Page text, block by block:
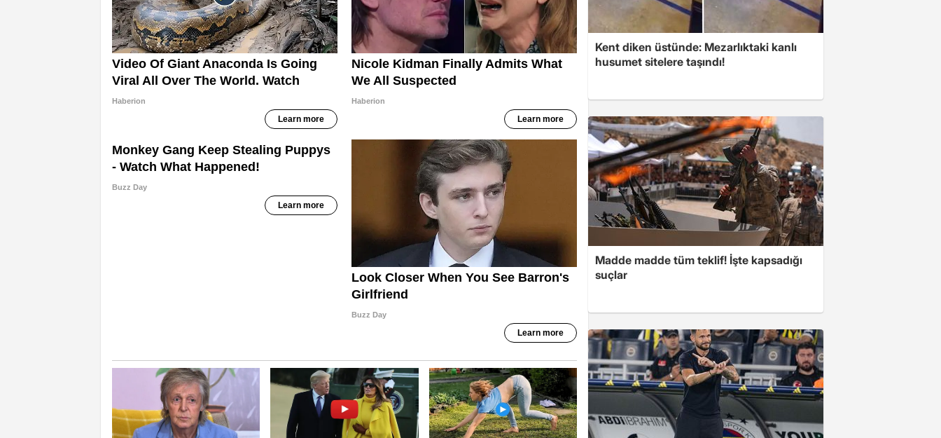
Kent diken üstünde: Mezarlıktaki kanlı
husumet sitelere taşındı!
Madde madde tüm teklif! İşte kapsadığı
suçlar